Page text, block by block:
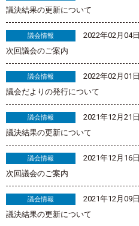
議決結果の更新について
議会情報
2022年02月04日
次回議会のご案内
議会情報
2022年02月01日
議会だよりの発行について
議会情報
2021年12月21日
議決結果の更新について
議会情報
2021年12月16日
次回議会のご案内
議会情報
2021年12月09日
議決結果の更新について